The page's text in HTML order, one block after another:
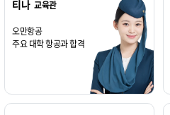
티나 교육관
오만항공
주요 대학 항공과 합격